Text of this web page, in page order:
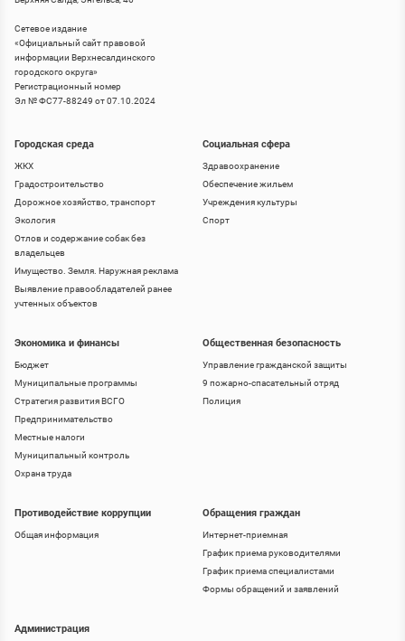
Сетевое издание
«Официальный сайт правовой
информации Верхнесалдинского
городского округа»
Регистрационный номер
Эл № ФС77-88249 от 07.10.2024
Городская среда
ЖКХ
Градостроительство
Дорожное хозяйство, транспорт
Экология
Отлов и содержание собак без
владельцев
Имущество. Земля. Наружная реклама
Выявление правообладателей ранее
учтенных объектов
Социальная сфера
Здравоохранение
Обеспечение жильем
Учреждения культуры
Спорт
Экономика и финансы
Бюджет
Муниципальные программы
Стратегия развития ВСГО
Предпринимательство
Местные налоги
Муниципальный контроль
Охрана труда
Общественная безопасность
Управление гражданской защиты
9 пожарно-спасательный отряд
Полиция
Противодействие коррупции
Общая информация
Обращения граждан
Интернет-приемная
График приема руководителями
График приема специалистами
Формы обращений и заявлений
Администрация